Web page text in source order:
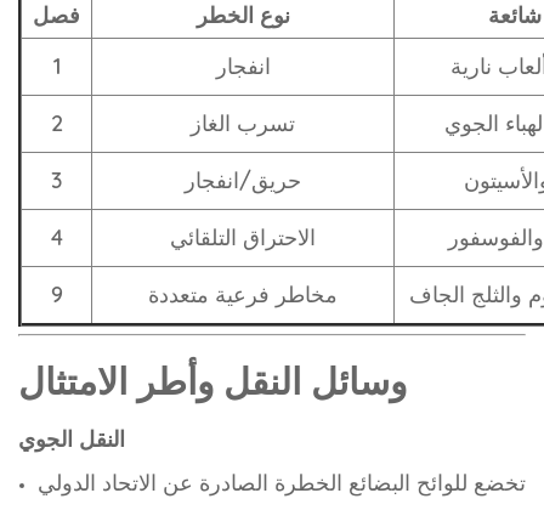
فصل نوع الخطر
شائعة
1
انفجار نارية
2 تسرب الغاز الجوي
3 حريق/انفجار
4 الاحتراق التلقائي
9 مخاطر فرعية متعددة والثلج الجاف
وسائل النقل وأطر الامتثال
النقل الجوي
تخضع للوائح البضائع الخطرة الصادرة عن الاتحاد الدولي